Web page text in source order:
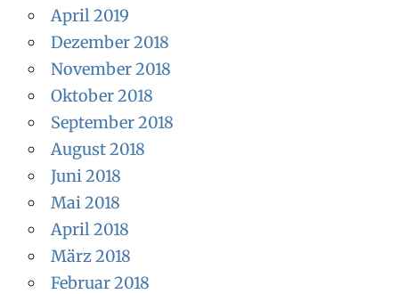
April 2019
Dezember 2018
November 2018
Oktober 2018
September 2018
August 2018
Juni 2018
Mai 2018
April 2018
März 2018
Februar 2018